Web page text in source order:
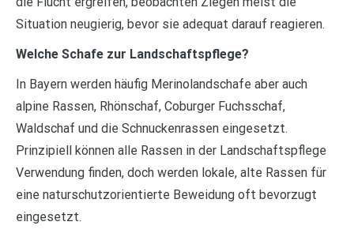
Situation neugierig, bevor sie adequat darauf reagieren.
Welche Schafe zur Landschaftspflege?
In Bayern werden häufig Merinolandschafe aber auch
alpine Rassen, Rhönschaf, Coburger Fuchsschaf,
Waldschaf und die Schnuckenrassen eingesetzt.
Prinzipiell können alle Rassen in der Landschaftspflege
Verwendung finden, doch werden lokale, alte Rassen für
eine naturschutzorientierte Beweidung oft bevorzugt
eingesetzt.